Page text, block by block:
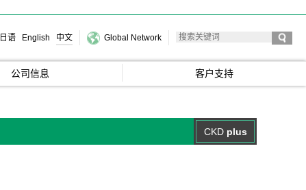
日语 English 中文 Global Network
公司信息 客户支持
CKD plus